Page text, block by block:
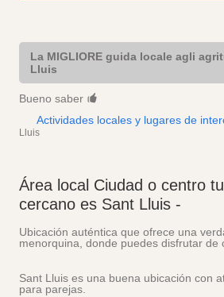
La MIGLIORE guida locale agli
Lluis
Bueno saber
Actividades locales y lugares de
Lluis
Área local Ciudad o centro
cercano es Sant Lluis -
Ubicación auténtica que ofrece una
menorquina, donde puedes disfrutar de
Sant Lluis es una buena ubicación con
para parejas.